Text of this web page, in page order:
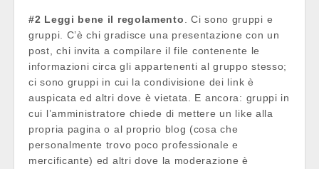
#2 Leggi bene il regolamento
. Ci sono gruppi e
gruppi. C’è chi gradisce una presentazione con un
post, chi invita a compilare il file contenente le
informazioni circa gli appartenenti al gruppo stesso;
ci sono gruppi in cui la condivisione dei link è
auspicata ed altri dove è vietata. E ancora: gruppi in
cui l’amministratore chiede di mettere un like alla
propria pagina o al proprio blog (cosa che
personalmente trovo poco professionale e
mercificante) ed altri dove la moderazione è